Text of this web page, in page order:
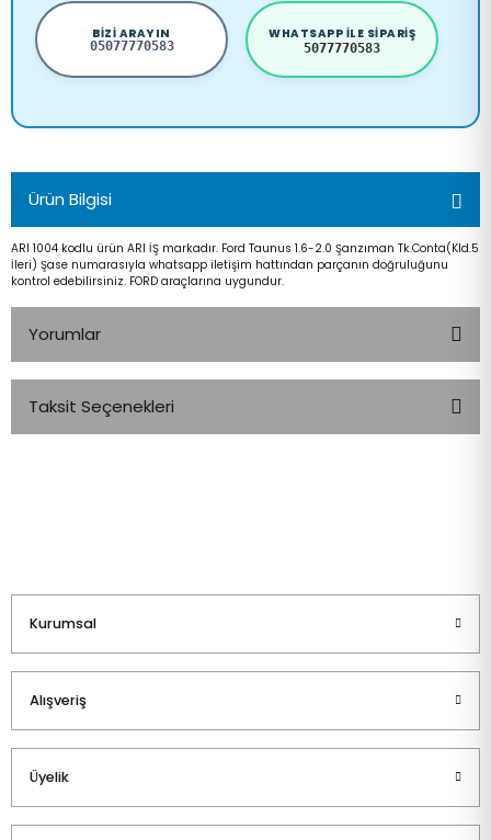
BIZI ARAYIN
05077770583
WHATSAPP ILE SIPARIŞ
5077770583
Ürün Bilgisi
ARI 1004 kodlu ürün ARI İŞ markadır. Ford Taunus 1.6-2.0 Şanzıman Tk.Conta(Kld.5
İleri) Şase numarasıyla whatsapp iletişim hattından parçanın doğruluğunu
kontrol edebilirsiniz. FORD araçlarına uygundur.
Yorumlar
Taksit Seçenekleri
Kurumsal
Alışveriş
Üyelik